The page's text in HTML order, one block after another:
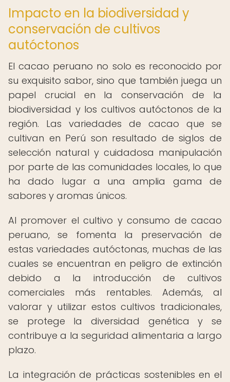
Impacto en la biodiversidad y
conservación de cultivos
autóctonos
El cacao peruano no solo es reconocido por
su exquisito sabor, sino que también juega un
papel crucial en la conservación de la
biodiversidad y los cultivos autóctonos de la
región. Las variedades de cacao que se
cultivan en Perú son resultado de siglos de
selección natural y cuidadosa manipulación
por parte de las comunidades locales, lo que
ha dado lugar a una amplia gama de
sabores y aromas únicos.
Al promover el cultivo y consumo de cacao
peruano, se fomenta la preservación de
estas variedades autóctonas, muchas de las
cuales se encuentran en peligro de extinción
debido a la introducción de cultivos
comerciales más rentables. Además, al
valorar y utilizar estos cultivos tradicionales,
se protege la diversidad genética y se
contribuye a la seguridad alimentaria a largo
plazo.
La integración de prácticas sostenibles en el